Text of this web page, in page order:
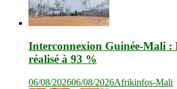
Interconnexion Guinée-Mali :
réalisé à 93 %
06/08/202606/08/2026Afrikinfos-Mali